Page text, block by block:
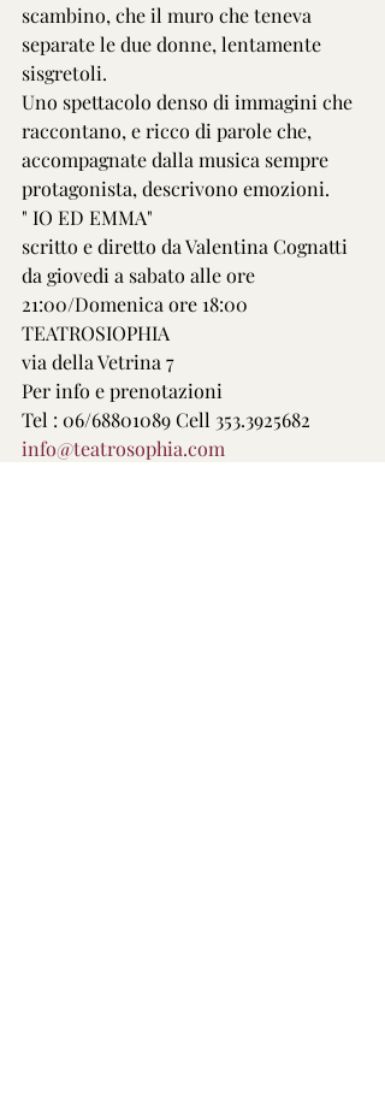
scambino, che il muro che teneva
separate le due donne, lentamente
sisgretoli.
Uno spettacolo denso di immagini che
raccontano, e ricco di parole che,
accompagnate dalla musica sempre
protagonista, descrivono emozioni.
" IO ED EMMA"
scritto e diretto da Valentina Cognatti
da giovedi a sabato alle ore
21:00/Domenica ore 18:00
TEATROSIOPHIA
via della Vetrina 7
Per info e prenotazioni
Tel : 06/68801089 Cell 353.3925682
info@teatrosophia.com